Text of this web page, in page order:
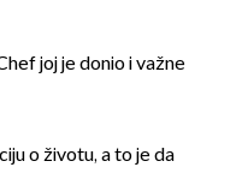
joj je donio i važne
o životu, a to je da